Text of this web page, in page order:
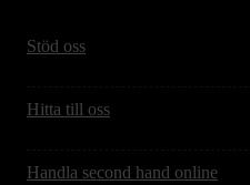
Stöd oss
Hitta till oss
Handla second hand online